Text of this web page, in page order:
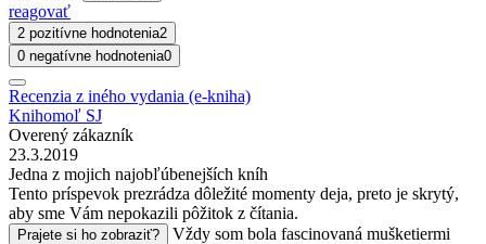
reagovať
2 pozitívne hodnotenia2
0 negatívne hodnotenia0
Recenzia z iného vydania (e-kniha)
Knihomoľ SJ
Overený zákazník
23.3.2019
Jedna z mojich najobľúbenejších kníh
Tento príspevok prezrádza dôležité momenty deja, preto je skrytý,
aby sme Vám nepokazili pôžitok z čítania.
Prajete si ho zobraziť?
Vždy som bola fascinovaná mušketiermi